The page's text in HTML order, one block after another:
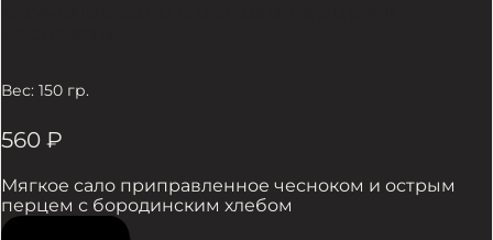
Вес: 150 гр.
560 ₽
Мягкое сало приправленное чесноком и острым
перцем с бородинским хлебом